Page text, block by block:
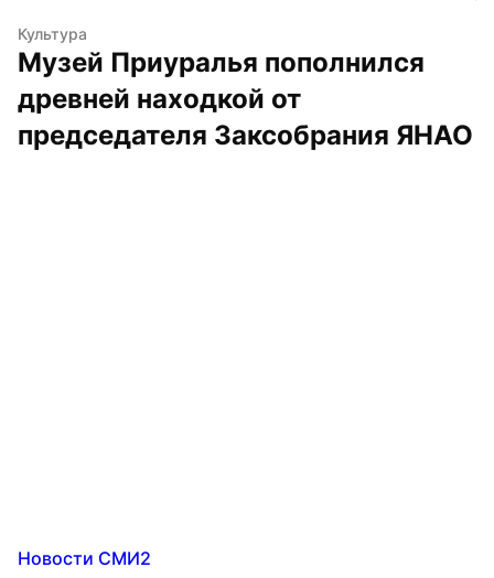
Культура
Музей Приуралья пополнился
древней находкой от
председателя Заксобрания ЯНАО
Новости СМИ2